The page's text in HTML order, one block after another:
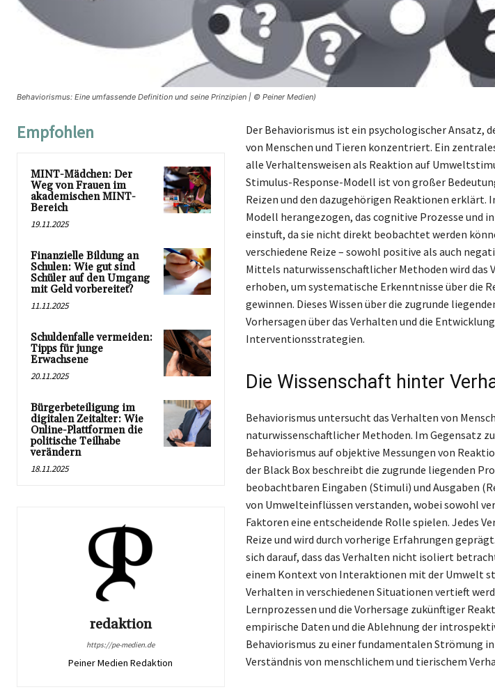
Behaviorismus: Eine umfassende Definition und seine Prinzipien | © Peiner Medien)
Empfohlen
MINT-Mädchen: Der
Weg von Frauen im
akademischen MINT-
Bereich
19.11.2025
Finanzielle Bildung an
Schulen: Wie gut sind
Schüler auf den Umgang
mit Geld vorbereitet?
11.11.2025
Schuldenfalle vermeiden:
Tipps für junge
Erwachsene
20.11.2025
Bürgerbeteiligung im
digitalen Zeitalter: Wie
Online-Plattformen die
politische Teilhabe
verändern
18.11.2025
redaktion
https://pe-medien.de
Peiner Medien Redaktion
Der Behaviorismus ist ein psychologischer Ansatz,
von Menschen und Tieren konzentriert. Ein
alle Verhaltensweisen als Reaktion auf
Stimulus-Response-Modell ist von großer
Reizen und den dazugehörigen Reaktionen erklärt.
Modell herangezogen, das cognitive Prozesse und
einstuft, da sie nicht direkt beobachtet werden
verschiedene Reize – sowohl positive als auch
Mittels naturwissenschaftlicher Methoden wird das
erhoben, um systematische Erkenntnisse über die
gewinnen. Dieses Wissen über die zugrunde
Vorhersagen über das Verhalten und die
Interventionsstrategien.
Die Wissenschaft hinter
Behaviorismus untersucht das Verhalten von
naturwissenschaftlicher Methoden. Im Gegensatz
Behaviorismus auf objektive Messungen von
der Black Box beschreibt die zugrunde liegenden
beobachtbaren Eingaben (Stimuli) und Ausgaben
von Umwelteinflüssen verstanden, wobei sowohl
Faktoren eine entscheidende Rolle spielen. Jedes
Reize und wird durch vorherige Erfahrungen
sich darauf, dass das Verhalten nicht isoliert
einem Kontext von Interaktionen mit der Umwelt
Verhalten in verschiedenen Situationen vertieft
Lernprozessen und die Vorhersage zukünftiger
empirische Daten und die Ablehnung der
Behaviorismus zu einer fundamentalen Strömung
Verständnis von menschlichem und tierischem